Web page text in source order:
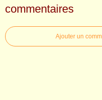
commentaires
Ajouter un